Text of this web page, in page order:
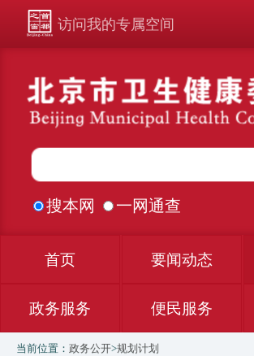
访问我的专属空间
搜本网 一网通查
首页 要闻动态
政务服务 便民服务
当前位置： 政务公开>规划计划